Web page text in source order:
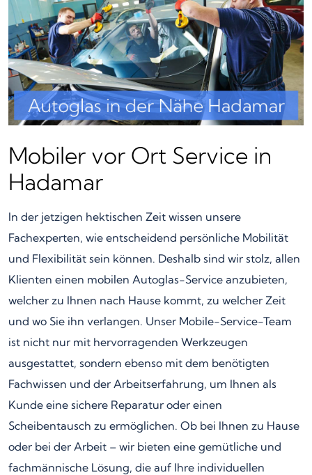
Mobiler vor Ort Service in
Hadamar
In der jetzigen hektischen Zeit wissen unsere
Fachexperten, wie entscheidend persönliche Mobilität
und Flexibilität sein können. Deshalb sind wir stolz, allen
Klienten einen mobilen Autoglas-Service anzubieten,
welcher zu Ihnen nach Hause kommt, zu welcher Zeit
und wo Sie ihn verlangen. Unser Mobile-Service-Team
ist nicht nur mit hervorragenden Werkzeugen
ausgestattet, sondern ebenso mit dem benötigten
Fachwissen und der Arbeitserfahrung, um Ihnen als
Kunde eine sichere Reparatur oder einen
Scheibentausch zu ermöglichen. Ob bei Ihnen zu Hause
oder bei der Arbeit – wir bieten eine gemütliche und
fachmännische Lösung, die auf Ihre individuellen